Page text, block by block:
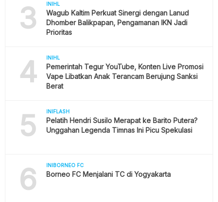
3 INIHL
Wagub Kaltim Perkuat Sinergi dengan Lanud
Dhomber Balikpapan, Pengamanan IKN Jadi
Prioritas
4 INIHL
Pemerintah Tegur YouTube, Konten Live Promosi
Vape Libatkan Anak Terancam Berujung Sanksi
Berat
5 INIFLASH
Pelatih Hendri Susilo Merapat ke Barito Putera?
Unggahan Legenda Timnas Ini Picu Spekulasi
6 INIBORNEO FC
Borneo FC Menjalani TC di Yogyakarta